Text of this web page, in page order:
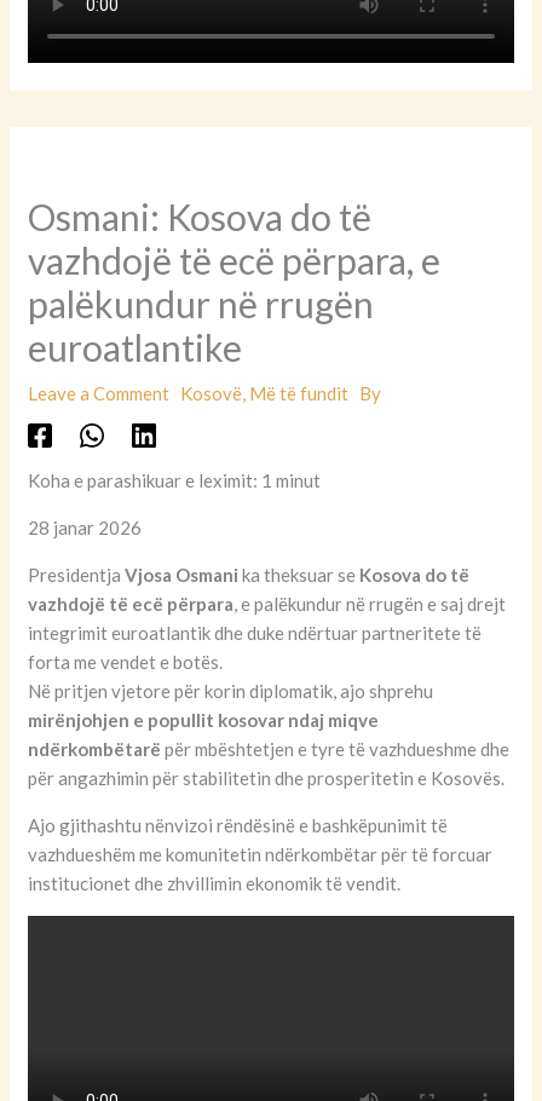
Osmani: Kosova do të
vazhdojë të ecë përpara, e
palëkundur në rrugën
euroatlantike
Leave a Comment Kosovë, Më të fundit By
Koha e parashikuar e leximit: 1 minut
28 janar 2026
PresidentjaVjosa Osmani ka theksuar se Kosova do të
vazhdojë të ecë përpara, e palëkundur në rrugën e saj drejt
integrimit euroatlantik dhe duke ndërtuar partneritete të
forta me vendet e botës.
Në pritjen vjetore për korin diplomatik, ajo shprehu
mirënjohjen e popullit kosovar ndaj miqve
ndërkombëtarë për mbështetjen e tyre të vazhdueshme dhe
për angazhimin për stabilitetin dhe prosperitetin e Kosovës.
Ajo gjithashtu nënvizoi rëndësinë e bashkëpunimit të
vazhdueshëm me komunitetin ndërkombëtar për të forcuar
institucionet dhe zhvillimin ekonomik të vendit.